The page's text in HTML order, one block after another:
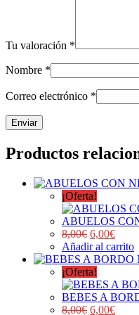
Tu valoración *
Nombre *
Correo electrónico *
Productos
¡Oferta!
ABUELOS
8,00€ 6,00€
Añadir al carrito
¡Oferta!
BEBES A
8,00€ 6,00€